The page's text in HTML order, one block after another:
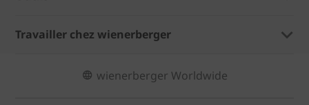
Travailler chez wienerberger
wienerberger Worldwide